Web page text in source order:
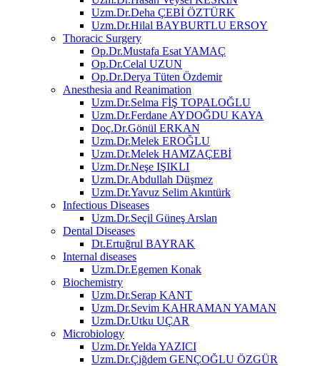
Uzm.Dr.Deha ÇEBİ ÖZTÜRK
Uzm.Dr.Hilal BAYBURTLU ERSOY
Thoracic Surgery
Op.Dr.Mustafa Esat YAMAÇ
Op.Dr.Celal UZUN
Op.Dr.Derya Tüten Özdemir
Anesthesia and Reanimation
Uzm.Dr.Selma FİŞ TOPALOĞLU
Uzm.Dr.Ferdane AYDOĞDU KAYA
Doç.Dr.Gönül ERKAN
Uzm.Dr.Melek EROĞLU
Uzm.Dr.Melek HAMZAÇEBİ
Uzm.Dr.Neşe IŞIKLI
Uzm.Dr.Abdullah Düşmez
Uzm.Dr.Yavuz Selim Akıntürk
Infectious Diseases
Uzm.Dr.Seçil Güneş Arslan
Dental Diseases
Dt.Ertuğrul BAYRAK
Internal diseases
Uzm.Dr.Egemen Konak
Biochemistry
Uzm.Dr.Serap KANT
Uzm.Dr.Sevim KAHRAMAN YAMAN
Uzm.Dr.Utku UÇAR
Microbiology
Uzm.Dr.Yelda YAZICI
Uzm.Dr.Çiğdem GENÇOĞLU ÖZGÜR